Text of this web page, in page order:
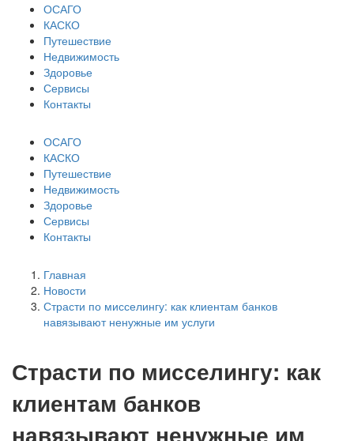
ОСАГО
КАСКО
Путешествие
Недвижимость
Здоровье
Сервисы
Контакты
ОСАГО
КАСКО
Путешествие
Недвижимость
Здоровье
Сервисы
Контакты
Главная
Новости
Страсти по мисселингу: как клиентам банков
навязывают ненужные им услуги
Страсти по мисселингу: как
клиентам банков
навязывают ненужные им